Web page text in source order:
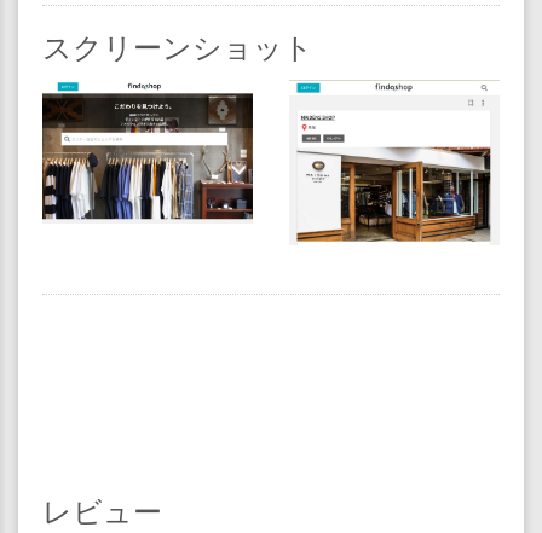
スクリーンショット
レビュー